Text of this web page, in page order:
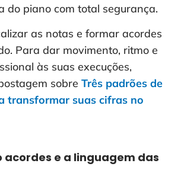
do piano com total segurança.
as notas e formar acordes
Para dar movimento, ritmo e
às suas execuções,
sobre Três padrões de
transformar suas cifras no
acordes e a linguagem das